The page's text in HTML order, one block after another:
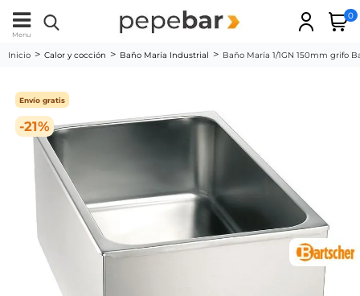
Menu
0
Inicio Calor y cocción Baño María Industrial Baño María 1/1GN 150mm grifo
-21%
Envío gratis